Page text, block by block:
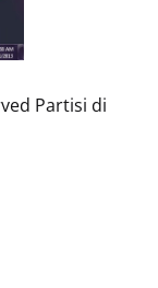
Partisi di